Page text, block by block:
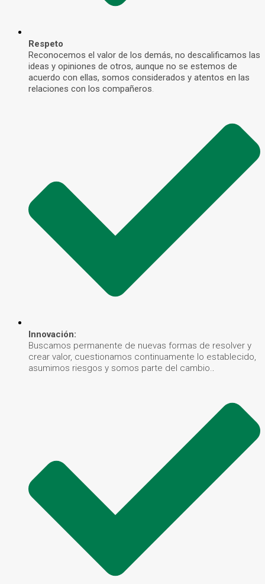
Respeto
Reconocemos el valor de los demás, no descalificamos las
ideas y opiniones de otros, aunque no se estemos de
acuerdo con ellas, somos considerados y atentos en las
relaciones con los compañeros.
Innovación:
Buscamos permanente de nuevas formas de resolver y
crear valor, cuestionamos continuamente lo establecido,
asumimos riesgos y somos parte del cambio..